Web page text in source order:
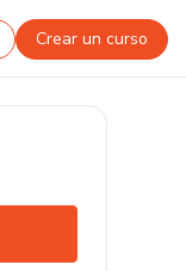
Crear un curso